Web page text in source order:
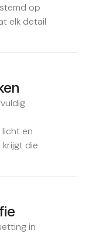
op
elk detail
en
die
in